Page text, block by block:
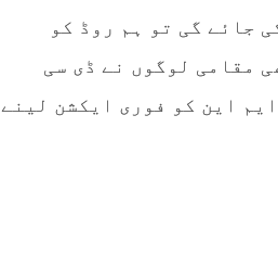
جائے گی تو ہم روڈ کو
مقامی لوگوں نے ڈی سی
این کو فوری ایکشن لینے